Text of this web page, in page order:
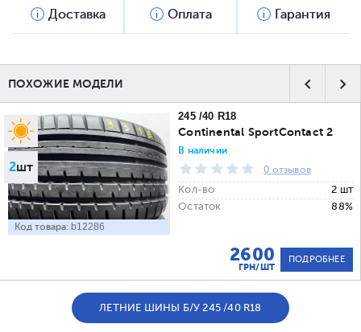
Доставка Оплата Гарантия
ПОХОЖИЕ МОДЕЛИ
2шт
Код товара: b12286
245 /40 R18
Continental SportContact 2
В наличии
0 отзывов
Кол-во
2 шт
Остаток
88%
2600
ГРН/ШТ
ПОДРОБНЕЕ
ЛЕТНИЕ ШИНЫ Б/У 245 /40 R18